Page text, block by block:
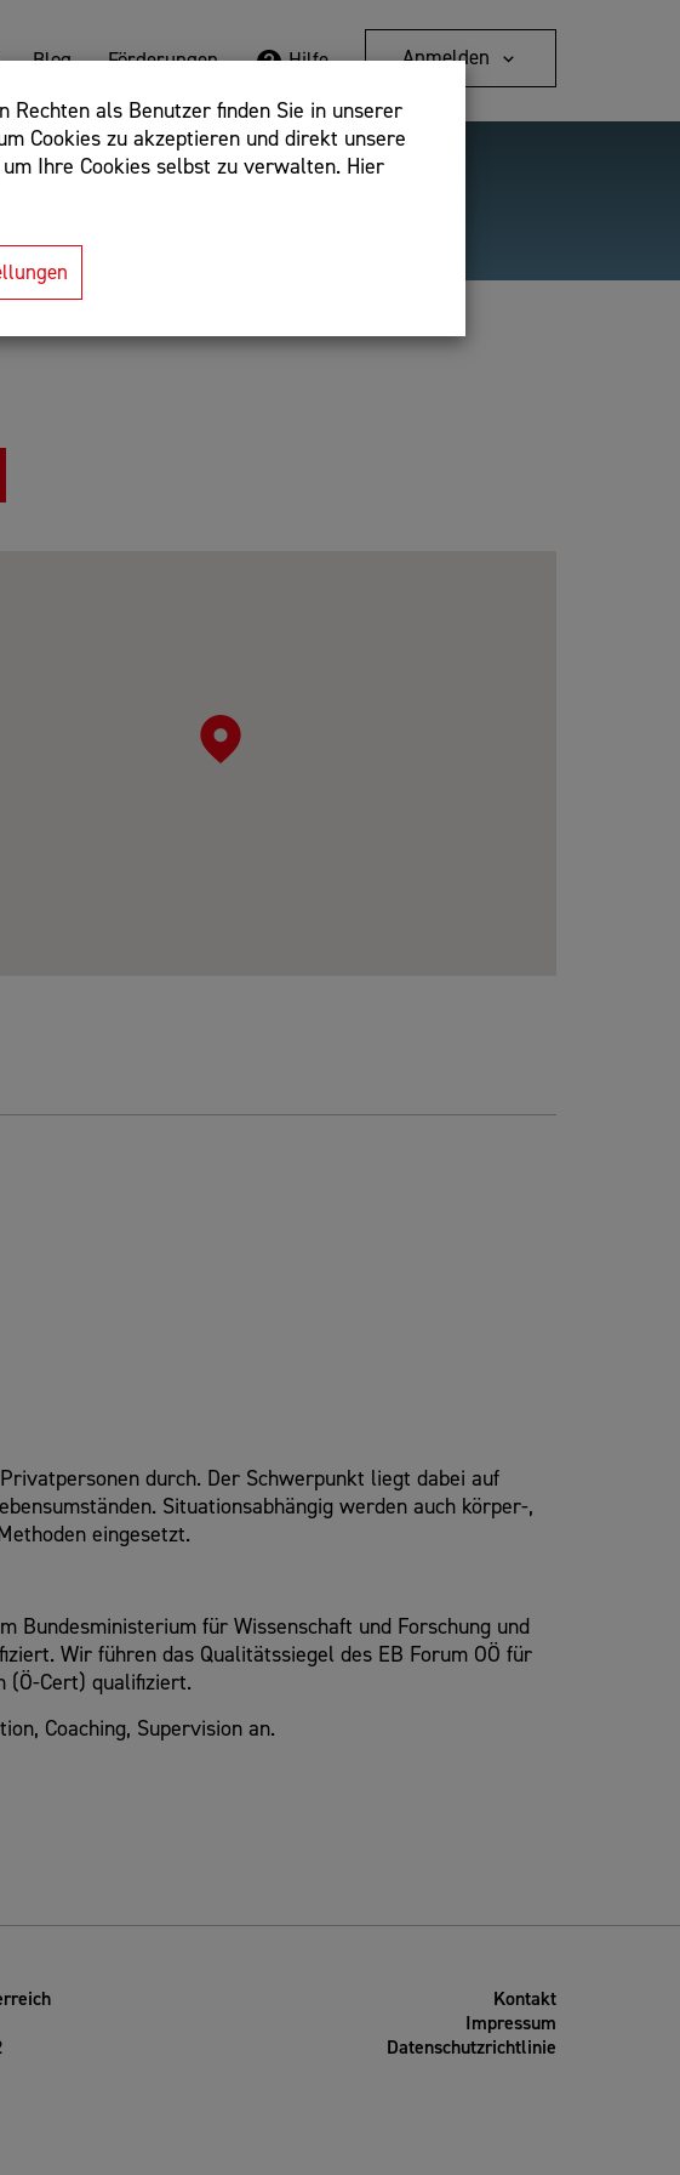
Rechten als Benutzer finden Sie in unserer
Cookies zu akzeptieren und direkt unsere
Ihre Cookies selbst zu verwalten. Hier
Blog Förderungen Hilfe Anmelden
-webshop,
Detailsuche
durch. Der Schwerpunkt liegt dabei auf
Situationsabhängig werden auch körper-,
eingesetzt.
Bundesministerium für Wissenschaft und Forschung und
Wir führen das Qualitätssiegel des EB Forum OÖ für
(Ö-Cert) qualifiziert.
Coaching, Supervision an.
Kontakt
Impressum
Datenschutzrichtlinie